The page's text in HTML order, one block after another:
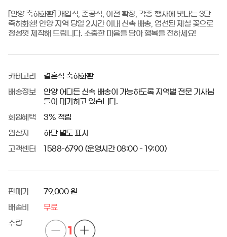
[안양 축하화환] 개업식, 준공식, 이전 확장, 각종 행사에 빛나는 3단
축하화환! 안양 지역 당일 2시간 이내 신속 배송, 엄선된 제철 꽃으로
정성껏 제작해 드립니다. 소중한 마음을 담아 행복을 전하세요!
카테고리 결혼식 축하화환
배송정보
안양 어디든 신속 배송이 가능하도록 지역별 전문 기사님
들이 대기하고 있습니다.
회원혜택 3% 적립
원산지 하단 별도 표시
고객센터 1588-6790 (운영시간 08:00 - 19:00)
판매가 79,000 원
배송비 무료
수량
1